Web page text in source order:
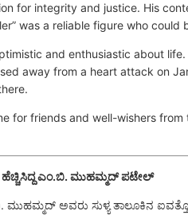
for integrity and justice. His
was a reliable figure who could
and enthusiastic about
away from a heart attack on
for friends and well-wishers
ಎಂ.ಬಿ. ಮುಹಮ್ಮದ್ ಪಟೇಲ್
ಅವರು ಸುಳ್ಯ ತಾಲೂಕಿನ